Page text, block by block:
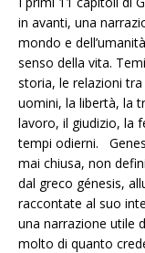
in avanti, una
mondo e
senso della vita.
storia, le relazioni
uomini, la libertà, la
lavoro, il giudizio, la
tempi odierni.
mai chiusa, non
dal greco génesis,
raccontate al suo
una narrazione utile
molto di quanto